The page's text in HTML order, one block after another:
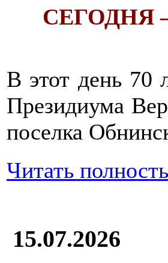
СЕГОДНЯ
В этот день 70
Президиума
поселка
Читать
15.07.2026